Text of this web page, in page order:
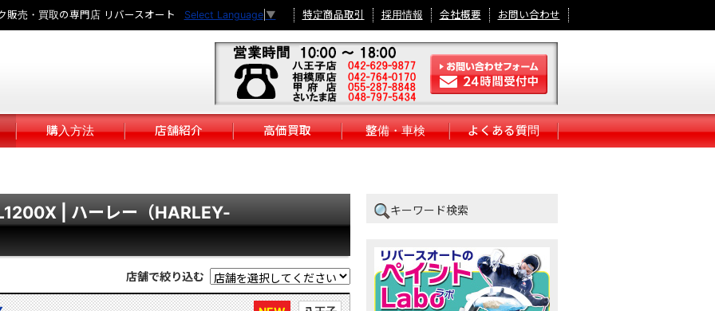
売・買取の専門店 リバースオート Select Language ▼ 特定商品取引 採用情報 会社概要 お問い合わせ
購入方法 店舗紹介 高価買取 整備・車検 よくある質問
| ハーレー（HARLEY-
店舗で絞り込む
キーワード検索